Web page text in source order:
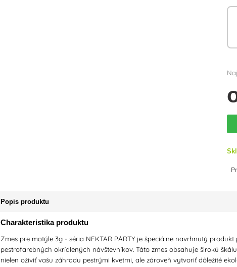
Popis produktu
Charakteristika produktu
Zmes pre motýle 3g - séria NEKTAR PÁRTY je špeciálne navrhnutý
pestrofarebných okrídlených návštevníkov. Táto zmes obsahuje širokú
nielen oživiť vašu záhradu pestrými kvetmi, ale zároveň vytvoriť dôležité